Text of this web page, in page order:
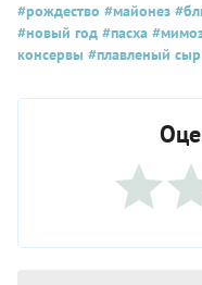
#рождество #майонез
#новый год #пасха
консервы #плавленый сыр